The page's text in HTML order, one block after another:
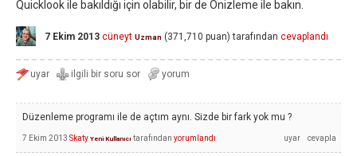
Quicklook ile bakıldığı için olabilir, bir de Önizleme ile bakın.
7 Ekim 2013 cüneyt Uzman (371,710 puan) tarafından cevaplandı
Düzenleme programı ile de açtım aynı. Sizde bir fark yok mu ?
7 Ekim 2013 Skaty Yeni Kullanıcı tarafından yorumlandı